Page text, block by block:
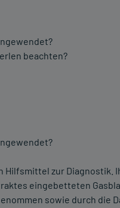
beachten?
Hilfsmittel zur Diagnostik.
eingebetteten
sowie durch die